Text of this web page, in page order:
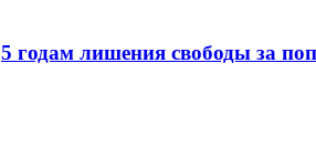
годам лишения свободы за